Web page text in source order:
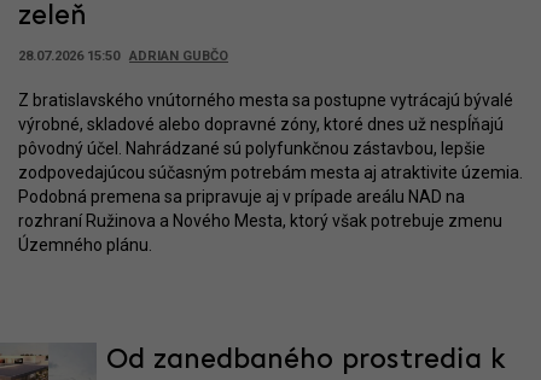
zeleň
28.07.2026 15:50 ADRIAN GUBČO
Z bratislavského vnútorného mesta sa postupne vytrácajú bývalé
výrobné, skladové alebo dopravné zóny, ktoré dnes už nespĺňajú
pôvodný účel. Nahrádzané sú polyfunkčnou zástavbou, lepšie
zodpovedajúcou súčasným potrebám mesta aj atraktivite územia.
Podobná premena sa pripravuje aj v prípade areálu NAD na
rozhraní Ružinova a Nového Mesta, ktorý však potrebuje zmenu
Územného plánu.
Od zanedbaného prostredia k